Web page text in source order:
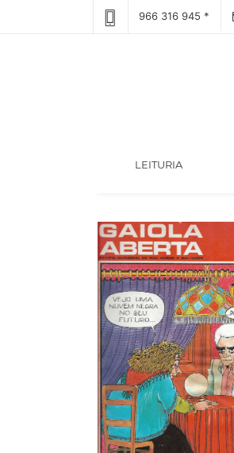
966 316 945 *
LEITURIA(CURRENT)